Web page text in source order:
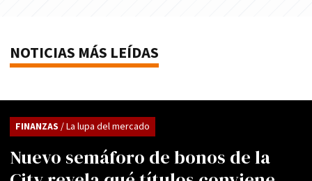
NOTICIAS MÁS LEÍDAS
Nuevo semáforo de bonos de la
FINANZAS / La lupa del mercado